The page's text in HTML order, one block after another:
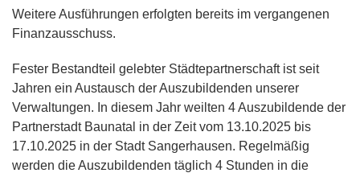
Weitere Ausführungen erfolgten bereits im vergangenen
Finanzausschuss.
Fester Bestandteil gelebter Städtepartnerschaft ist seit
Jahren ein Austausch der Auszubildenden unserer
Verwaltungen. In diesem Jahr weilten 4 Auszubildende der
Partnerstadt Baunatal in der Zeit vom 13.10.2025 bis
17.10.2025 in der Stadt Sangerhausen. Regelmäßig
werden die Auszubildenden täglich 4 Stunden in die